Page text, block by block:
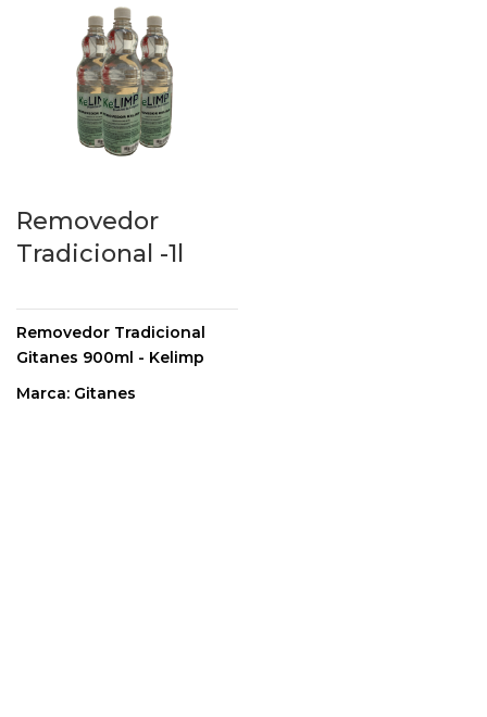
Removedor
Tradicional -1l
Removedor Tradicional
Gitanes 900ml - Kelimp
Marca: Gitanes